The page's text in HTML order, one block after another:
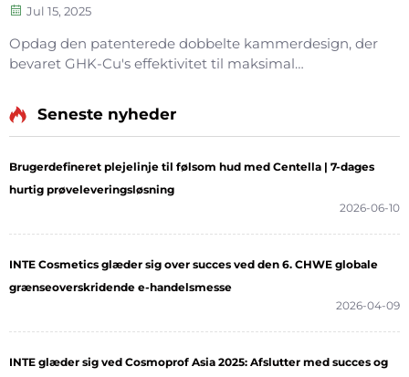
Jul 15, 2025
Opdag den patenterede dobbelte kammerdesign, der
bevaret GHK-Cu's effektivitet til maksimal
reparerer barrierefunktionen i følsom hud. Prøv
løsningen 'Small Blue Chamber' i dag.
Seneste nyheder
Brugerdefineret plejelinje til følsom hud med Centella | 7-dages
hurtig prøveleveringsløsning
2026-06-10
INTE Cosmetics glæder sig over succes ved den 6. CHWE globale
grænseoverskridende e-handelsmesse
2026-04-09
INTE glæder sig ved Cosmoprof Asia 2025: Afslutter med succes og